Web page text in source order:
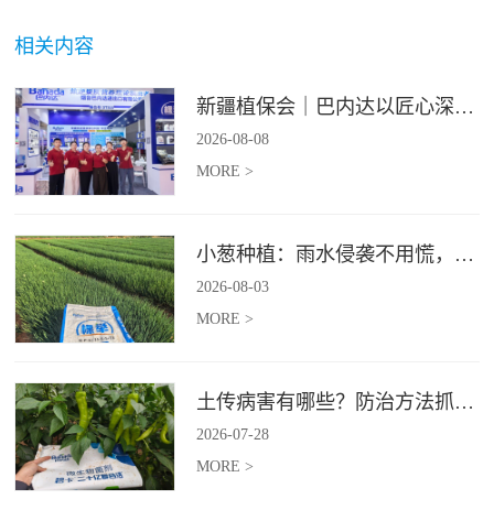
相关内容
新疆植保会｜巴内达以匠心深耕良田，以科创赋能农耕
2026-08-08
MORE >
小葱种植：雨水侵袭不用慌，四招稳住小葱产量
2026-08-03
MORE >
土传病害有哪些？防治方法抓紧收藏
2026-07-28
MORE >